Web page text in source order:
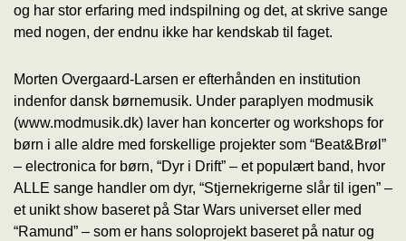
og har stor erfaring med indspilning og det, at skrive sange
med nogen, der endnu ikke har kendskab til faget.
Morten Overgaard-Larsen er efterhånden en institution
indenfor dansk børnemusik. Under paraplyen modmusik
(www.modmusik.dk) laver han koncerter og workshops for
børn i alle aldre med forskellige projekter som “Beat&Brøl”
– electronica for børn, “Dyr i Drift” – et populært band, hvor
ALLE sange handler om dyr, “Stjernekrigerne slår til igen” –
et unikt show baseret på Star Wars universet eller med
“Ramund” – som er hans soloprojekt baseret på natur og